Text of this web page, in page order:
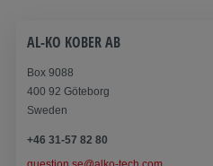
AL-KO KOBER AB
Box 9088
400 92 Göteborg
Sweden
+46 31-57 82 80